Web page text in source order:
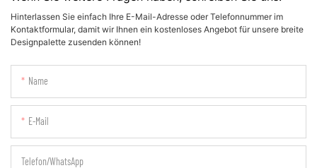
Hinterlassen Sie einfach Ihre E-Mail-Adresse oder Telefonnummer im
Kontaktformular, damit wir Ihnen ein kostenloses Angebot für unsere breite
Designpalette zusenden können!
Name
E-Mail
Telefon/WhatsApp